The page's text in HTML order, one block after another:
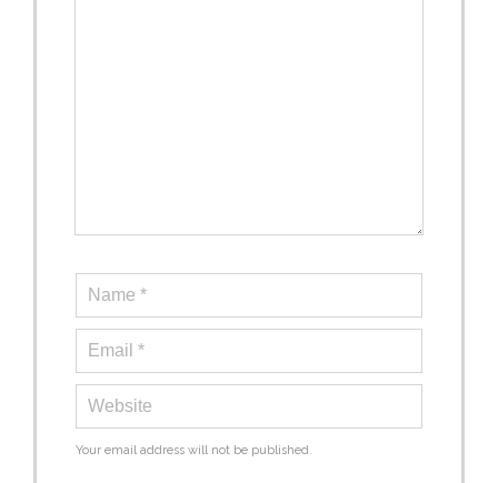
Your email address will not be published.